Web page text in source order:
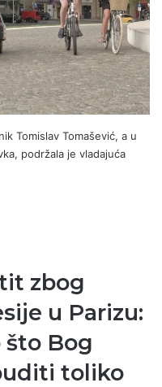
Tomislav Tomašević, a u
podržala je vladajuća
zbog
u Parizu:
što Bog
toliko